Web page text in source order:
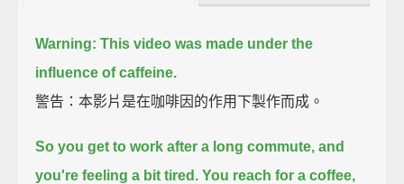
Warning: This video was made under the
influence of caffeine.
警告：本影片是在咖啡因的作用下製作而成。
So you get to work after a long commute, and
you're feeling a bit tired. You reach for a coffee,